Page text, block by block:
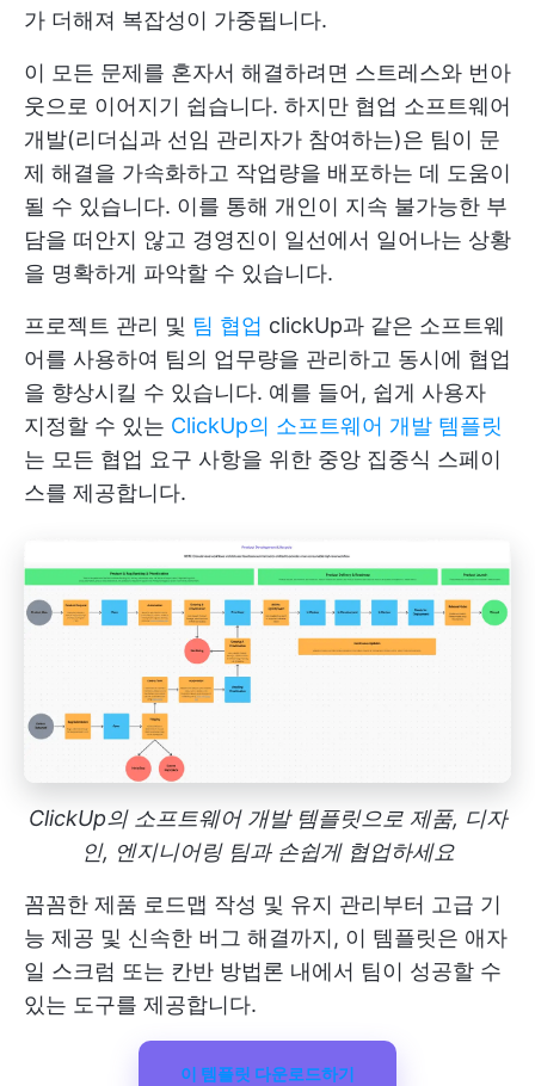
가 더해져 복잡성이 가중됩니다.
이 모든 문제를 혼자서 해결하려면 스트레스와 번아
웃으로 이어지기 쉽습니다. 하지만 협업 소프트웨어
개발(리더십과 선임 관리자가 참여하는)은 팀이 문
제 해결을 가속화하고 작업량을 배포하는 데 도움이
될 수 있습니다. 이를 통해 개인이 지속 불가능한 부
담을 떠안지 않고 경영진이 일선에서 일어나는 상황
을 명확하게 파악할 수 있습니다.
프로젝트 관리 및 팀 협업 clickUp과 같은 소프트웨
어를 사용하여 팀의 업무량을 관리하고 동시에 협업
을 향상시킬 수 있습니다. 예를 들어, 쉽게 사용자
지정할 수 있는 ClickUp의 소프트웨어 개발 템플릿
는 모든 협업 요구 사항을 위한 중앙 집중식 스페이
스를 제공합니다.
ClickUp의 소프트웨어 개발 템플릿으로 제품, 디자
인, 엔지니어링 팀과 손쉽게 협업하세요
꼼꼼한 제품 로드맵 작성 및 유지 관리부터 고급 기
능 제공 및 신속한 버그 해결까지, 이 템플릿은 애자
일 스크럼 또는 칸반 방법론 내에서 팀이 성공할 수
있는 도구를 제공합니다.
이 템플릿 다운로드하기